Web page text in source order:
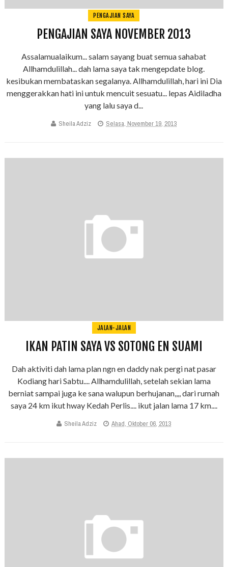
PENGAJIAN SAYA
PENGAJIAN SAYA NOVEMBER 2013
Assalamualaikum... salam sayang buat semua sahabat
Allhamdulillah... dah lama saya tak mengepdate blog.
kesibukan membataskan segalanya. Allhamdulillah, hari ini Dia
menggerakkan hati ini untuk mencuit sesuatu... lepas Aidiladha
yang lalu saya d...
Sheila Adziz Selasa, November 19, 2013
JALAN-JALAN
IKAN PATIN SAYA VS SOTONG EN SUAMI
Dah aktiviti dah lama plan ngn en daddy nak pergi nat pasar
Kodiang hari Sabtu.... Allhamdulillah, setelah sekian lama
berniat sampai juga ke sana walupun berhujanan,,,, dari rumah
saya 24 km ikut hway Kedah Perlis.... ikut jalan lama 17 km....
Sheila Adziz Ahad, Oktober 06, 2013